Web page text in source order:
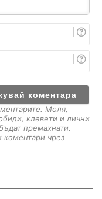
И
е
a
Моля,
клевети и лични
премахнати.
чрез